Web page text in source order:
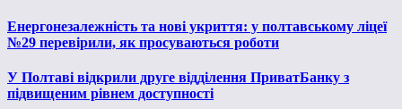
Енергонезалежність та нові укриття: у полтавському ліцеї
№29 перевірили, як просуваються роботи
У Полтаві відкрили друге відділення ПриватБанку з
підвищеним рівнем доступності